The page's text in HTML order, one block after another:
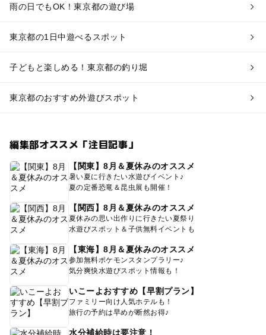
雨の日でもOK！東京都の遊び場
東京都の1日中遊べるスポット
子どもと楽しめる！東京都の釣り堀
東京都のおすすめ外遊びスポット
編集部オススメ「注目記事」
【関東】8月＆夏休みのオススメ
暑い夏に行きたい水遊びイベント♪
夏の定番恐竜＆昆虫展も開催！
【関西】8月＆夏休みのオススメ
夏休みの思い出作りに行きたい夏祭り
水遊びスポット＆子供無料イベントも
【東海】8月＆夏休みのオススメ
参加無料ポケモンスタンプラリー♪
気分爽快水遊びスポット情報も！
いこーよおすすめ【早割プラン】
ファミリー向け人気ホテルも！
旅行の予約は早めが断然お得♪
水分補給時は要注意！